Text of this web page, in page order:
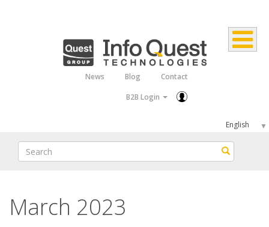
News Blog
Contact
B2B Login
Select
your
language
Search Search
March 2023